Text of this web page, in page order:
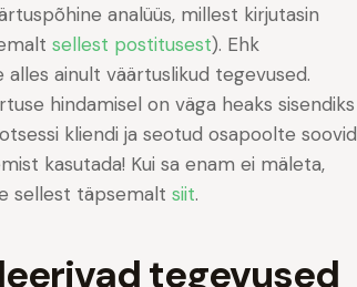
analüüs, millest kirjutasin
sellest postitusest). Ehk
ainult väärtuslikud tegevused.
hindamisel on väga heaks sisendiks
kliendi ja seotud osapoolte soovid
kasutada! Kui sa enam ei mäleta,
sellest täpsemalt siit.
tegevused